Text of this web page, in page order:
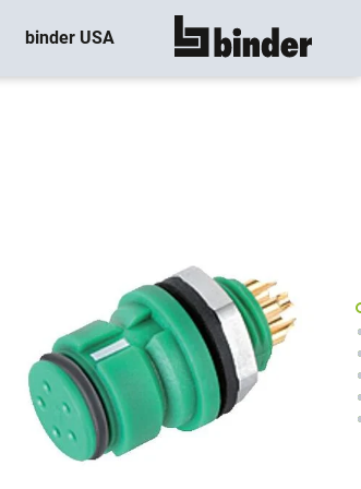
binder USA montre tout